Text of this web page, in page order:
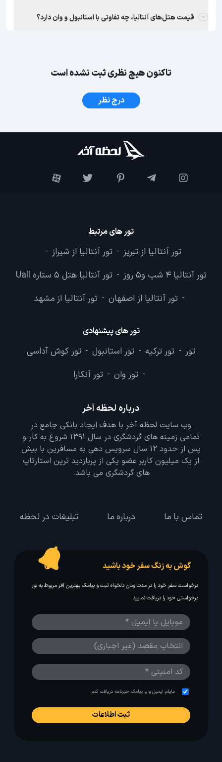
قیمت هتل‌های آنتالیا، چه تفاوتی با استانبول و وان دارد؟
تاکنون هیچ نظری ثبت نشده است
درج نظر
تور های مرتبط
تور آنتالیا از تبریز - تور آنتالیا از شیراز -
تور آنتالیا 4 شب و5 روز - تور آنتالیا هتل 5 ستاره Uall
- تور آنتالیا از اصفهان - تور آنتالیا از مشهد
تور های پیشنهادی
تور - تور ترکیه - تور استانبول - تور کوش آداسی
- تور وان - تور آنکارا
درباره لحظه آخر
وب سایت لحظه آخر با هدف ایجاد بانکی جامع در
تمامی زمینه های گردشگری در سال 1391 شروع به کار و
پس از حدود 12 سال سرویس دهی به مسافرین با بیش
از یک میلیون کاربر عضو یکی از پربازدید ترین استارتاپ
های گردشگری می باشد.
تماس با ما درباره ما تبلیغات در لحظه
گوش به زنگ سفر خود باشید
درخواست سفر خود را در مدت زمان دلخواه ثبت و پیامک بهترین آفر مربوط به تور
درخواستی خود را دریافت نمایید
مایلم ایمیل و یا پیامک خبرنامه دریافت کنم.